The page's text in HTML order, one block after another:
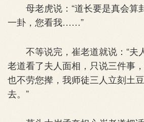
母老虎说：“道长要是真会算
一卦，您看我……”
不等说完，崔老道就说：“夫
老道看了夫人面相，只说三件事
也不劳您撵，我师徒三人立刻
去。”